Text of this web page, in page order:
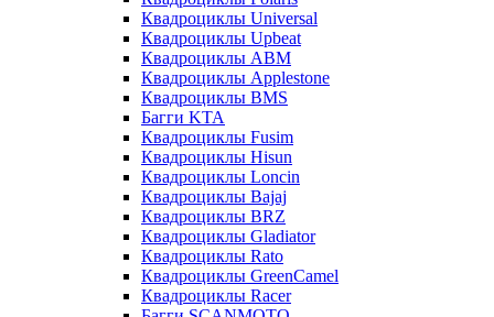
Квадроциклы Universal
Квадроциклы Upbeat
Квадроциклы ABM
Квадроциклы Applestone
Квадроциклы BMS
Багги KTA
Квадроциклы Fusim
Квадроциклы Hisun
Квадроциклы Loncin
Квадроциклы Bajaj
Квадроциклы BRZ
Квадроциклы Gladiator
Квадроциклы Rato
Квадроциклы GreenCamel
Квадроциклы Racer